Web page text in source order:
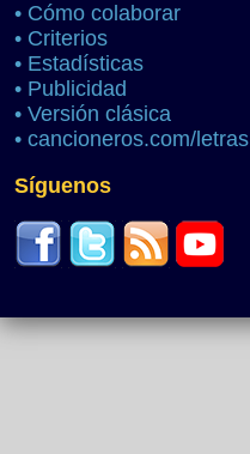
• Cómo colaborar
• Criterios
• Estadísticas
• Publicidad
• Versión clásica
• cancioneros.com/letras
Síguenos